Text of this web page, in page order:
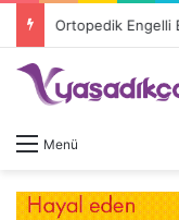
Menü